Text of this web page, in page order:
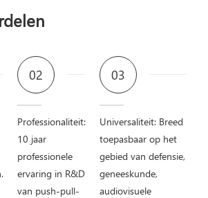
02
Professionaliteit:
10 jaar
professionele
ervaring in R&D
van push-pull-
03
Universaliteit: Breed
toepasbaar op het
gebied van defensie,
geneeskunde,
audiovisuele